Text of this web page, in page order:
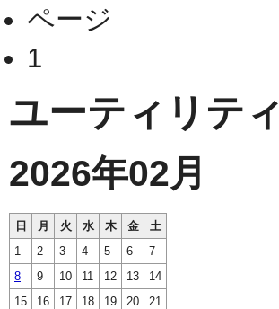
ページ
1
ユーティリティ
2026年02月
日 月 火 水 木 金
土
1
2 3 4 5 6
7
8
9 10 11 12 13
14
15
16 17 18 19 20
21